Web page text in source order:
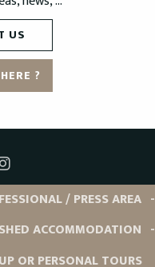
US
?
/ PRESS AREA
ACCOMMODATION
OR PERSONAL TOURS